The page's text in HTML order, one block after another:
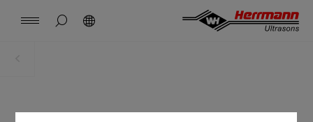
masquer la recherche de page